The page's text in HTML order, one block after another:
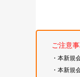
ご注意
・本新規
・本新規